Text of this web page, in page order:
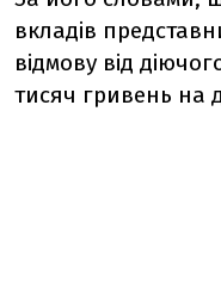
вкладів
відмову від
тисяч гривень на